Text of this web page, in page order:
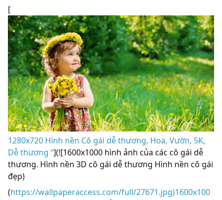
[
1280x720 Hình nền Cô gái dễ thương, Hoa, Vườn, 5K,
Dễ thương “](![1600x1000 hình ảnh của các cô gái dễ
thương. Hình nền 3D cô gái dễ thương Hình nền cô gái
đẹp)
(https://wallpaperaccess.com/full/27671.jpg)1600x100